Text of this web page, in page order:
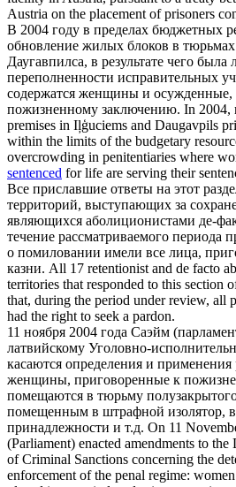
Austria on the placement of prisoners
В 2004 году в пределах бюджетных
обновление жилых блоков в
Даугавпилса, в результате чего
переполненности исправительных
содержатся женщины и осужденные,
пожизненному заключению. In 2004,
premises in Iļģuciems and Daugavpils
within the limits of the budgetary
overcrowding in penitentiaries where
sentenced for life are serving their
Все приславшие ответы на этот
территорий, выступающих за
являющихся аболиционистами де-
течение рассматриваемого периода
о помиловании имели все лица,
казни. All 17 retentionist and de facto
territories that responded to this section
that, during the period under review, all
had the right to seek a pardon.
11 ноября 2004 года Саэйм
латвийскому Уголовно-
касаются определения и
женщины, приговоренные к
помещаются в тюрьму
помещенным в штрафной изолятор,
принадлежности и т.д. On 11
(Parliament) enacted amendments to
of Criminal Sanctions concerning the
enforcement of the penal regime: women